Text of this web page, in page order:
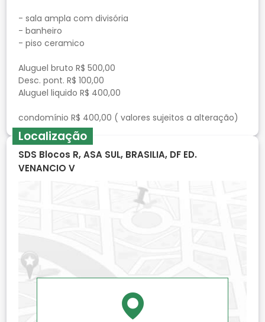
- sala ampla com divisória
- banheiro
- piso ceramico
Aluguel bruto R$ 500,00
Desc. pont. R$ 100,00
Aluguel liquido R$ 400,00
Localização
SDS Blocos R, ASA SUL, BRASILIA, DF ED.
VENANCIO V